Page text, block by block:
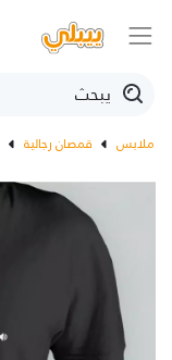
ملابس قمصان رجالية